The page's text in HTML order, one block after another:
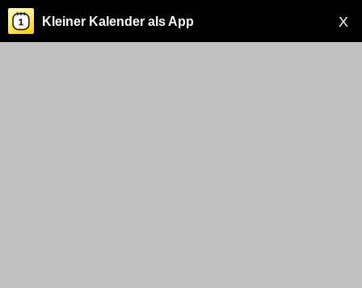
X
Kleiner Kalender als App